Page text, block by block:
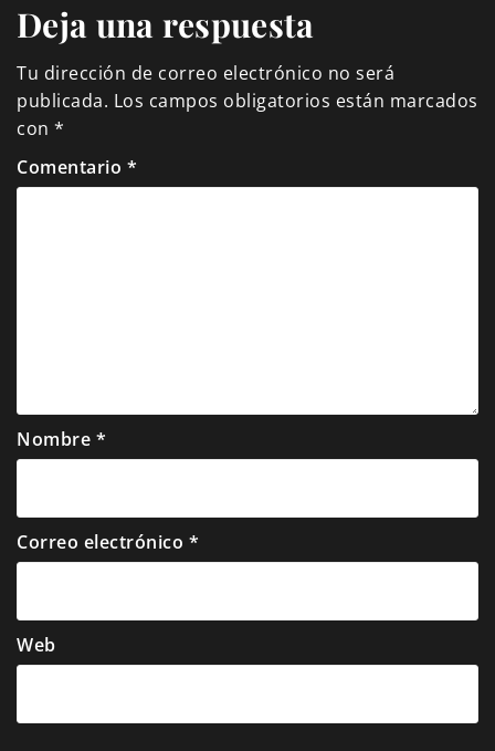
Deja una respuesta
Tu dirección de correo electrónico no será
publicada. Los campos obligatorios están marcados
con *
Comentario *
Nombre *
Correo electrónico *
Web